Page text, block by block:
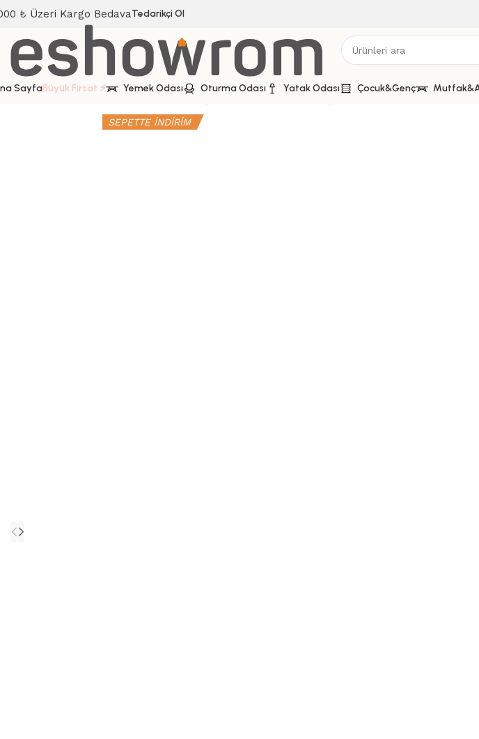
₺ Üzeri Kargo BedavaTedarikçi Ol
SayfaBüyük Fırsat ⚡ Yemek Odası Oturma Odası Yatak Odası Çocuk&Genç
Baza Başlık Yatak Safir Baza Başlık Yatak Seti-Antrasit
SEPETTE İNDİRİM